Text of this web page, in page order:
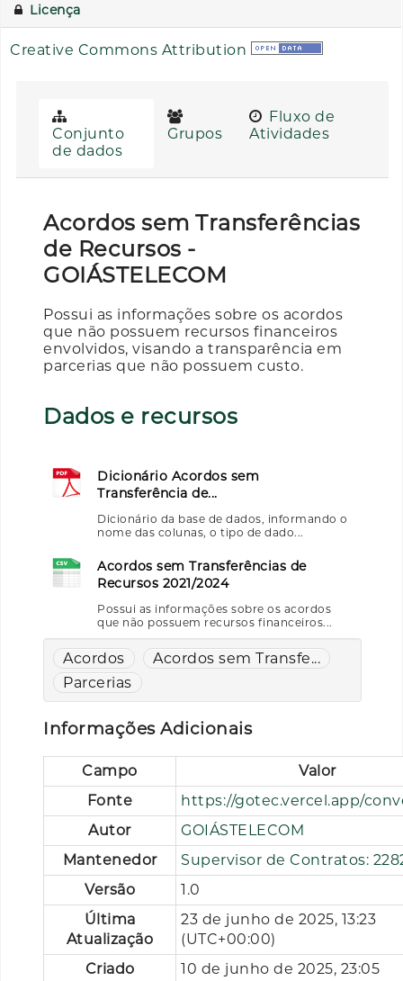
Licença
Creative Commons Attribution
Conjunto
de dados
Grupos
Fluxo de
Atividades
Acordos sem Transferências
de Recursos -
GOIÁSTELECOM
Possui as informações sobre os acordos
que não possuem recursos financeiros
envolvidos, visando a transparência em
parcerias que não possuem custo.
Dados e recursos
Dicionário Acordos sem
Transferência de...
Dicionário da base de dados, informando o
nome das colunas, o tipo de dado...
Acordos sem Transferências de
Recursos 2021/2024
Possui as informações sobre os acordos
que não possuem recursos financeiros...
Acordos
Acordos sem Transfe...
Parcerias
Informações Adicionais
Campo
Valor
Fonte
https://gotec.vercel.app/
Autor
GOIÁSTELECOM
Mantenedor
Supervisor de Contratos:
Versão
1.0
Última
Atualização
23 de junho de 2025, 13:23
(UTC+00:00)
Criado
10 de junho de 2025, 23:05